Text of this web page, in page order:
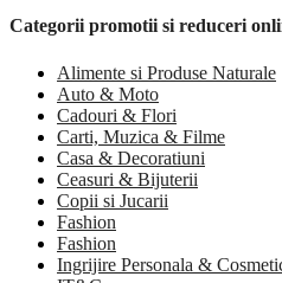
Categorii promotii si reduceri
Alimente si Produse Naturale
Auto & Moto
Cadouri & Flori
Carti, Muzica & Filme
Casa & Decoratiuni
Ceasuri & Bijuterii
Copii si Jucarii
Fashion
Fashion
Ingrijire Personala &